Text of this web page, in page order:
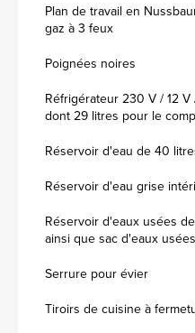
Plan de travail en
gaz à 3 feux
Poignées noires
Réfrigérateur 230 V / 12 V
dont 29 litres pour le
Réservoir d'eau de 40
Réservoir d'eau grise
Réservoir d'eaux usées
ainsi que sac d'eaux
Serrure pour évier
Tiroirs de cuisine à